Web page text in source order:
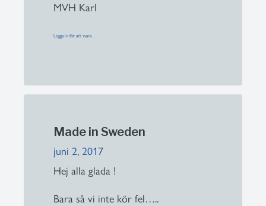
MVH Karl
Logga in för att svara
Made in Sweden
juni 2, 2017
Hej alla glada !
Bara så vi inte kör fel…..